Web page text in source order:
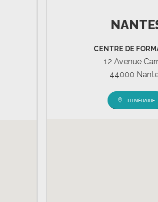
NANTES
CENTRE DE FORMATION
12 Avenue Carnot
44000 Nantes
ITINÉRAIRE